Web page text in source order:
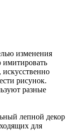
изменения
имитировать
искусственно
рисунок.
разные
лепной декор
для